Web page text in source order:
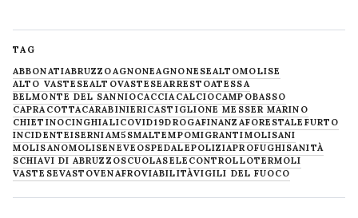
TAG
ABBONATIABRUZZOAGNONEAGNONESEALTOMOLISE
ALTO VASTESEALTOVASTESEARRESTOATESSA
BELMONTE DEL SANNIOCACCIACALCIOCAMPOBASSO
CAPRACOTTACARABINIERICASTIGLIONE MESSER MARINO
CHIETINOCINGHIALICOVID19DROGAFINANZAFORESTALE FURTO
INCIDENTEISERNIAM5SMALTEMPOMIGRANTIMOLISANI
MOLISANOMOLISENEVE OSPEDALEPOLIZIAPROFUGHISANITÀ
SCHIAVI DI ABRUZZOSCUOLASELECONTROLLOTERMOLI
VASTESEVASTOVENAFROVIABILITÀVIGILI DEL FUOCO